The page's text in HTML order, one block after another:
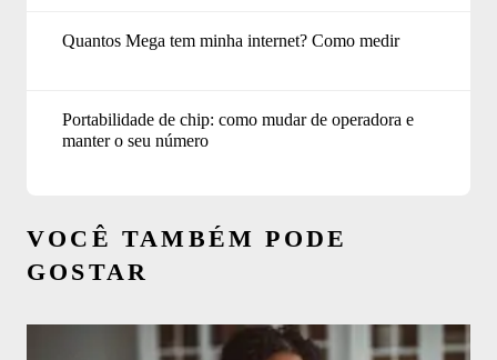
Quantos Mega tem minha internet? Como medir
Portabilidade de chip: como mudar de operadora e
manter o seu número
VOCÊ TAMBÉM PODE
GOSTAR